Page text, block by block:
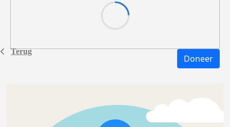
Terug
Doneer